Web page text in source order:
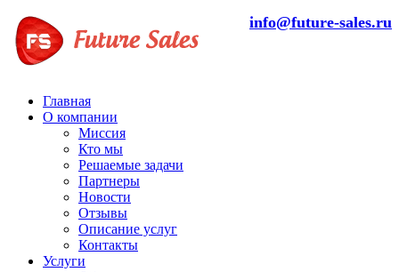
info@future-sales.ru
Главная
О компании
Миссия
Кто мы
Решаемые задачи
Партнеры
Новости
Отзывы
Описание услуг
Контакты
Услуги